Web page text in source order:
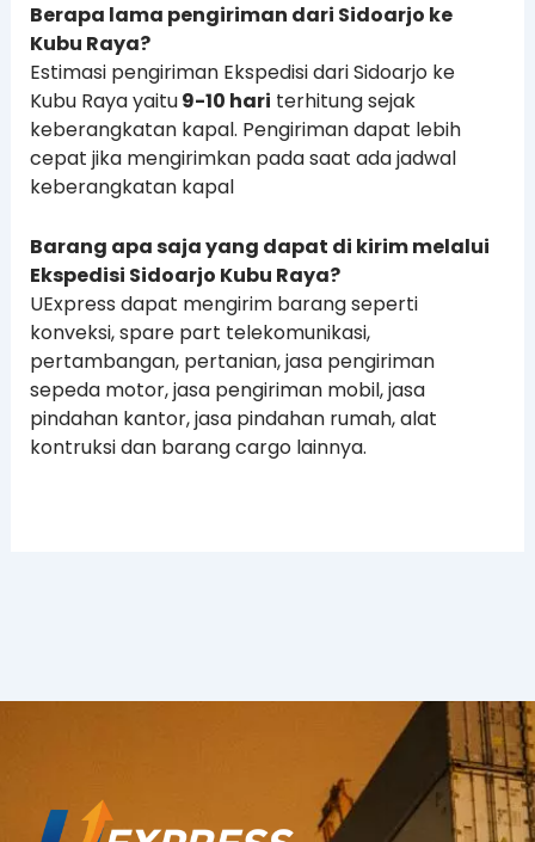
Berapa lama pengiriman dari Sidoarjo ke
Kubu Raya?
Estimasi pengiriman Ekspedisi dari Sidoarjo ke
Kubu Raya yaitu9-10 hari terhitung sejak
keberangkatan kapal. Pengiriman dapat lebih
cepat jika mengirimkan pada saat ada jadwal
keberangkatan kapal
Barang apa saja yang dapat di kirim melalui
Ekspedisi Sidoarjo Kubu Raya?
UExpress dapat mengirim barang seperti
konveksi, spare part telekomunikasi,
pertambangan, pertanian, jasa pengiriman
sepeda motor, jasa pengiriman mobil, jasa
pindahan kantor, jasa pindahan rumah, alat
kontruksi dan barang cargo lainnya.